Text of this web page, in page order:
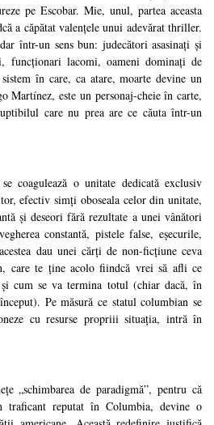
pe Escobar. Mie, unul, partea aceasta
a căpătat valențele unui adevărat thriller.
într-un sens bun: judecători asasinați și
funcționari lacomi, oameni dominați de
în care, ca atare, moarte devine un
Martínez, este un personaj-cheie în carte,
care nu prea are ce căuta într-un
coagulează o unitate dedicată exclusiv
efectiv simți oboseala celor din unitate,
și deseori fără rezultate a unei vânători
constantă, pistele false, eșecurile,
dau unei cărți de non-ficțiune ceva
care te ține acolo fiindcă vrei să afli ce
cum se va termina totul (chiar dacă, în
Pe măsură ce statul columbian se
cu resurse propriii situația, intră în
„schimbarea de paradigmă”, pentru că
reputat în Columbia, devine o